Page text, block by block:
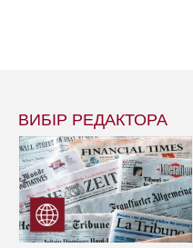
ВИБІР РЕДАКТОРА